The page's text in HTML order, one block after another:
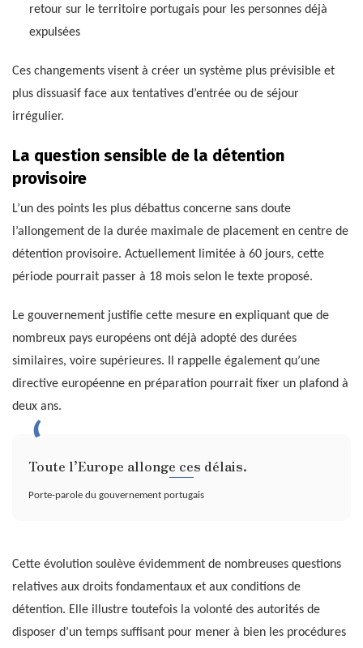
retour sur le territoire portugais pour les personnes déjà
expulsées
Ces changements visent à créer un système plus prévisible et
plus dissuasif face aux tentatives d’entrée ou de séjour
irrégulier.
La question sensible de la détention
provisoire
L’un des points les plus débattus concerne sans doute
l’allongement de la durée maximale de placement en centre de
détention provisoire. Actuellement limitée à 60 jours, cette
période pourrait passer à 18 mois selon le texte proposé.
Le gouvernement justifie cette mesure en expliquant que de
nombreux pays européens ont déjà adopté des durées
similaires, voire supérieures. Il rappelle également qu’une
directive européenne en préparation pourrait fixer un plafond à
deux ans.
Toute l’Europe allonge ces délais.
Porte-parole du gouvernement portugais
Cette évolution soulève évidemment de nombreuses questions
relatives aux droits fondamentaux et aux conditions de
détention. Elle illustre toutefois la volonté des autorités de
disposer d’un temps suffisant pour mener à bien les procédures